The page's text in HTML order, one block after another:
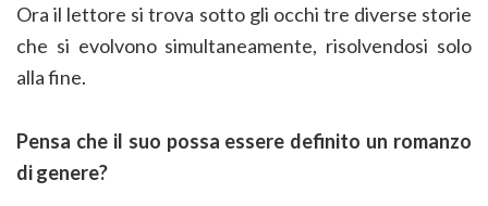
Ora il lettore si trova sotto gli occhi tre diverse storie
che si evolvono simultaneamente, risolvendosi solo
alla fine.
Pensa che il suo possa essere definito un romanzo
di genere?